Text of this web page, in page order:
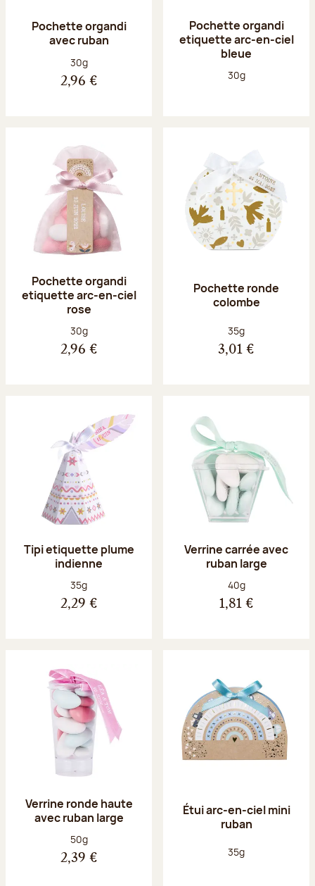
Pochette organdi
avec ruban
Poids net :
30g
2,96 €
Pochette organdi
etiquette arc-en-ciel
bleue
Poids net :
30g
Pochette organdi
etiquette arc-en-ciel
rose
Poids net :
30g
2,96 €
Pochette ronde
colombe
Poids net :
35g
3,01 €
Tipi etiquette plume
indienne
Poids net :
35g
2,29 €
Verrine carrée avec
ruban large
Poids net :
40g
1,81 €
Verrine ronde haute
avec ruban large
Poids net :
50g
2,39 €
Étui arc-en-ciel mini
ruban
Poids net :
35g